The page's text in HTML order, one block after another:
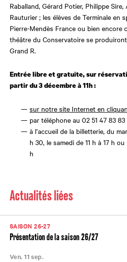
Raballand, Gérard Potier, Philippe
Rauturier ; les élèves de Terminale en
Pierre-Mendès France ou bien encore
théâtre du Conservatoire se
Grand R.
Entrée libre et gratuite, sur
partir du 3 décembre à 11h :
sur notre site Internet en
par téléphone au 02 51 47 83 83
à l’accueil de la billetterie, du
h 30, le samedi de 11 h à 17 h
h
Actualités liées
SAISON 26-27
Présentation de la saison 26/27
Ven. 11 sep.